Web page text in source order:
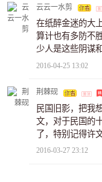
云云一水剪
在纸醉金迷的大
算计也有多防不
少人是这些阴谋
磨难和伤痛的女
人看来是那么靓
了有朝一天，能
这时，一颗早已
用理解和陪伴温
什么是幸福，也
和事都有着算计
2016-04-25 13:02
荆棘砚
民国旧影，把我
文，对于民国的
了，特别记得许
真的对那时候的
咋的，真的是没
2016-03-27 23:12